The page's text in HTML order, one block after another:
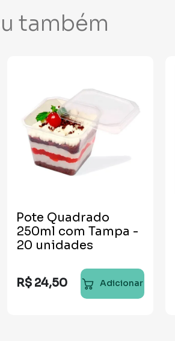
também
Pote Quadrado
250ml com Tampa -
20 unidades
R$ 24,50 Adicionar